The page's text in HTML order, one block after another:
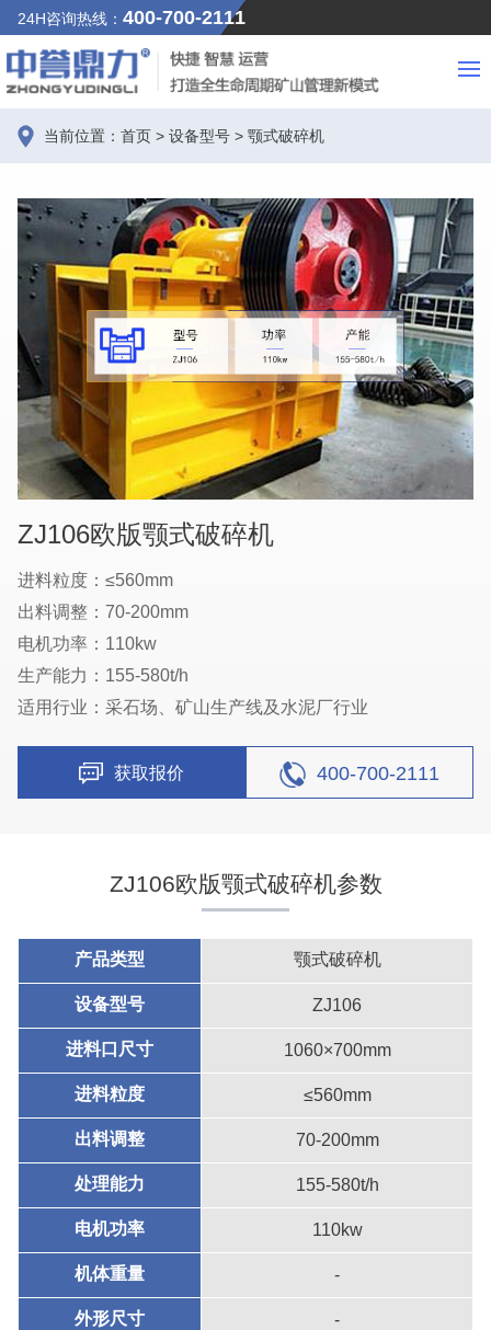
24H咨询热线： 400-700-2111
当前位置： 首页 > 设备型号 > 颚式破碎机
ZJ106欧版颚式破碎机
进料粒度：≤560mm
出料调整：70-200mm
电机功率：110kw
生产能力：155-580t/h
适用行业：采石场、矿山生产线及水泥厂行业
获取报价 400-700-2111
ZJ106欧版颚式破碎机参数
产品类型 颚式破碎机
设备型号 ZJ106
进料口尺寸 1060×700mm
进料粒度 ≤560mm
出料调整 70-200mm
处理能力 155-580t/h
电机功率 110kw
机体重量 -
外形尺寸 -